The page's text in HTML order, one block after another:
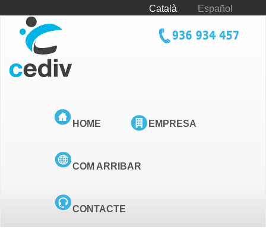
al
contingut
Català Español
tel_cediv.png
HOME EMPRESA
COM ARRIBAR
CONTACTE